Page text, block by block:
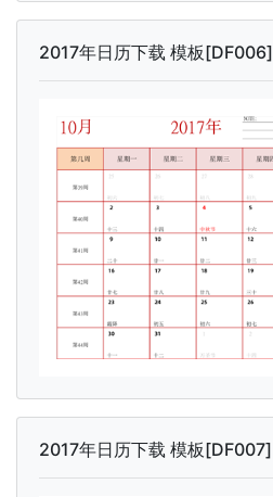
2017年日历下载 模板[DF006]
2017年日历下载 模板[DF007]